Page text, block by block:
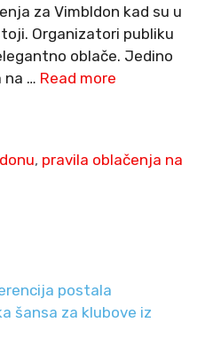
za Vimbldon kad su u
Organizatori publiku
oblače. Jedino
na … Read more
, pravila oblačenja na
postala
šansa za klubove iz